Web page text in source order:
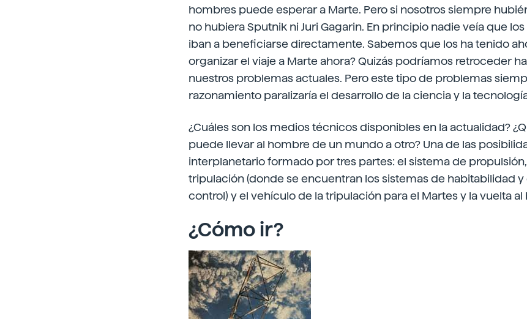
hombres puede esperar a Marte. Pero si nosotros siempre
no hubiera Sputnik ni Juri Gagarin. En principio nadie veía que
iban a beneficiarse directamente. Sabemos que los ha tenido
organizar el viaje a Marte ahora? Quizás podríamos retroceder
nuestros problemas actuales. Pero este tipo de problemas
razonamiento paralizaría el desarrollo de la ciencia y la
¿Cuáles son los medios técnicos disponibles en la actualidad?
puede llevar al hombre de un mundo a otro? Una de las
interplanetario formado por tres partes: el sistema de
tripulación (donde se encuentran los sistemas de habitabilidad
control) y el vehículo de la tripulación para el Martes y la vuelta al
¿Cómo ir?